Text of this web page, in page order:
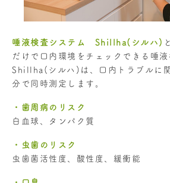
唾液検査システム Shillha(シルハ)
だけで口内環境をチェックできる唾液
Shillha(シルハ)は、口内トラブルに
分で同時測定します。
・歯周病のリスク
白血球、タンパク質
・虫歯のリスク
虫歯菌活性度、酸性度、緩衝能